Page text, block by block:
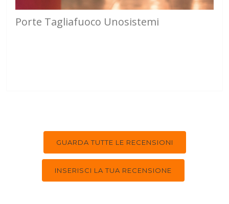
Porte Tagliafuoco Unosistemi
GUARDA TUTTE LE RECENSIONI
INSERISCI LA TUA RECENSIONE